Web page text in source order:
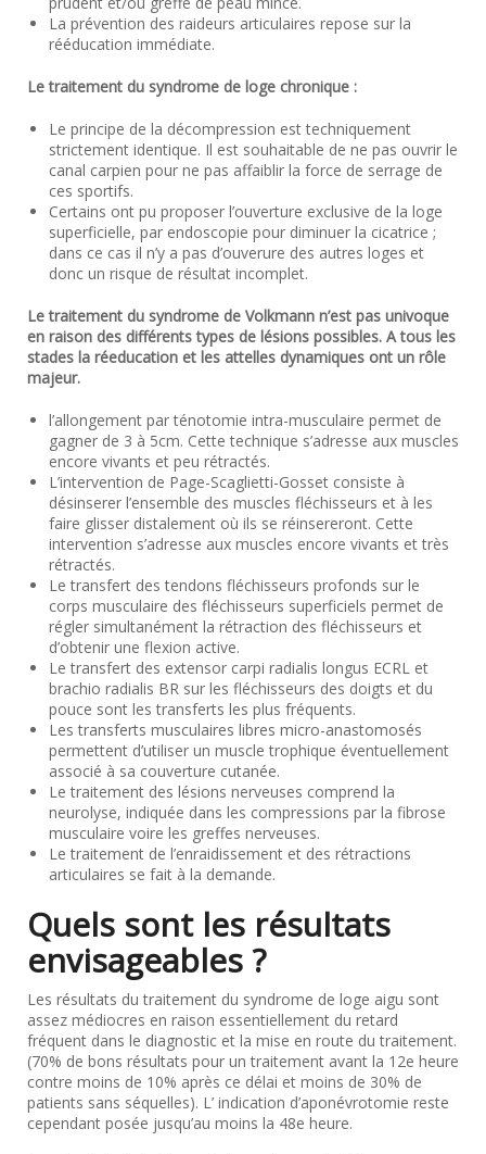
La prévention des raideurs articulaires repose sur la
rééducation immédiate.
Le traitement du syndrome de loge chronique :
Le principe de la décompression est techniquement
strictement identique. Il est souhaitable de ne pas ouvrir le
canal carpien pour ne pas affaiblir la force de serrage de
ces sportifs.
Certains ont pu proposer l’ouverture exclusive de la loge
superficielle, par endoscopie pour diminuer la cicatrice ;
dans ce cas il n’y a pas d’ouverure des autres loges et
donc un risque de résultat incomplet.
Le traitement du syndrome de Volkmann n’est pas univoque
en raison des différents types de lésions possibles. A tous les
stades la réeducation et les attelles dynamiques ont un rôle
majeur.
l’allongement par ténotomie intra-musculaire permet de
gagner de 3 à 5cm. Cette technique s’adresse aux muscles
encore vivants et peu rétractés.
L’intervention de Page-Scaglietti-Gosset consiste à
désinserer l’ensemble des muscles fléchisseurs et à les
faire glisser distalement où ils se réinsereront. Cette
intervention s’adresse aux muscles encore vivants et très
rétractés.
Le transfert des tendons fléchisseurs profonds sur le
corps musculaire des fléchisseurs superficiels permet de
régler simultanément la rétraction des fléchisseurs et
d’obtenir une flexion active.
Le transfert des extensor carpi radialis longus ECRL et
brachio radialis BR sur les fléchisseurs des doigts et du
pouce sont les transferts les plus fréquents.
Les transferts musculaires libres micro-anastomosés
permettent d’utiliser un muscle trophique éventuellement
associé à sa couverture cutanée.
Le traitement des lésions nerveuses comprend la
neurolyse, indiquée dans les compressions par la fibrose
musculaire voire les greffes nerveuses.
Le traitement de l’enraidissement et des rétractions
articulaires se fait à la demande.
Quels sont les résultats
envisageables ?
Les résultats du traitement du syndrome de loge aigu sont
assez médiocres en raison essentiellement du retard
fréquent dans le diagnostic et la mise en route du traitement.
(70% de bons résultats pour un traitement avant la 12e heure
contre moins de 10% après ce délai et moins de 30% de
patients sans séquelles). L’ indication d’aponévrotomie reste
cependant posée jusqu’au moins la 48e heure.